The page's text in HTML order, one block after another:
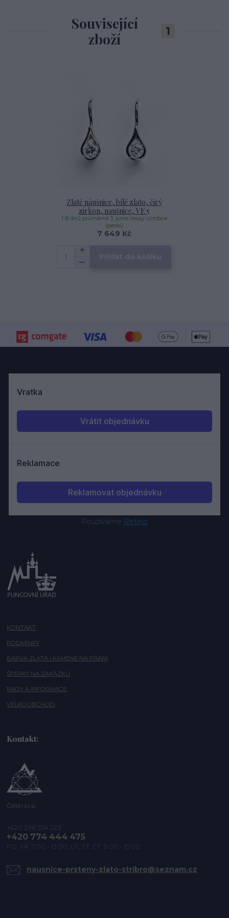
Související
zboží
1
Zlaté náušnice, bílé zlato, čirý
zirkon, naušnice, VE 5
7 649 Kč
1-8 dnů průměrně 3, jsme český výrobce
šperků
Používáme Retino
KONTAKT
PODMÍNKY
BARVA ZLATA I KAMENE NA PŘÁNÍ
ŠPERKY NA ZAKÁZKU
RADY A INFORMACE
VELKOOBCHOD
Kontakt:
Čištín s.r.o.
+420 296 554 223
+420 774 444 475
PO, PÁ: 7.00 - 13.00, ÚT, ST, ČT: 9.00 - 15.00
nausnice-prsteny-zlato-stribro@seznam.cz